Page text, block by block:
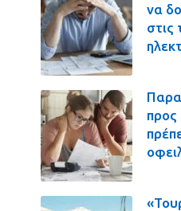
να
στις